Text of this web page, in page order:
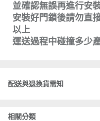
並確認無誤再進行安
安裝好門鎖後請勿直
以上
運送過程中碰撞多少
配送與退換貨需知
相關分類